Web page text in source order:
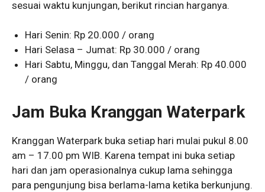
sesuai waktu kunjungan, berikut rincian harganya.
Hari Senin: Rp 20.000 / orang
Hari Selasa – Jumat: Rp 30.000 / orang
Hari Sabtu, Minggu, dan Tanggal Merah: Rp 40.000
/ orang
Jam Buka Kranggan Waterpark
Kranggan Waterpark buka setiap hari mulai pukul 8.00
am – 17.00 pm WIB. Karena tempat ini buka setiap
hari dan jam operasionalnya cukup lama sehingga
para pengunjung bisa berlama-lama ketika berkunjung.